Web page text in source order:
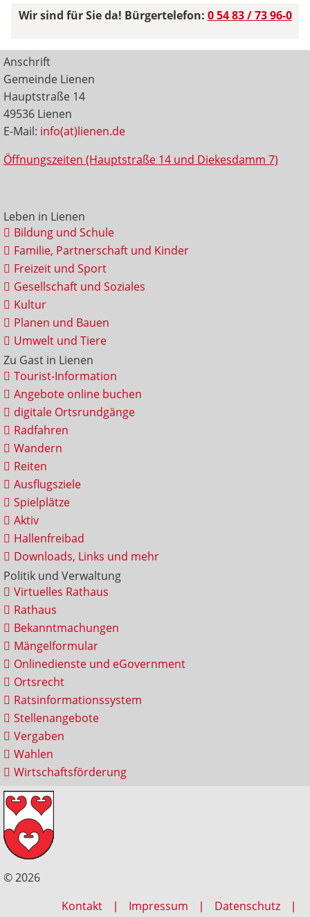
Wir sind für Sie da! Bürgertelefon: 0 54 83 / 73 96-0
Anschrift
Gemeinde Lienen
Hauptstraße 14
49536 Lienen
E-Mail: info(at)lienen.de
Öffnungszeiten (Hauptstraße 14 und Diekesdamm 7)
Leben in Lienen
Bildung und Schule
Familie, Partnerschaft und Kinder
Freizeit und Sport
Gesellschaft und Soziales
Kultur
Planen und Bauen
Umwelt und Tiere
Zu Gast in Lienen
Tourist-Information
Angebote online buchen
digitale Ortsrundgänge
Radfahren
Wandern
Reiten
Ausflugsziele
Spielplätze
Aktiv
Hallenfreibad
Downloads, Links und mehr
Politik und Verwaltung
Virtuelles Rathaus
Rathaus
Bekanntmachungen
Mängelformular
Onlinedienste und eGovernment
Ortsrecht
Ratsinformationssystem
Stellenangebote
Vergaben
Wahlen
Wirtschaftsförderung
© 2026
Kontakt
Impressum Datenschutz